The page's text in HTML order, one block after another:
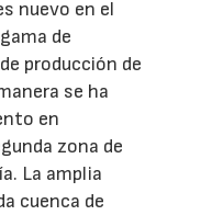
nuevo en el
de
producción de
se ha
en
zona de
La amplia
cuenca de